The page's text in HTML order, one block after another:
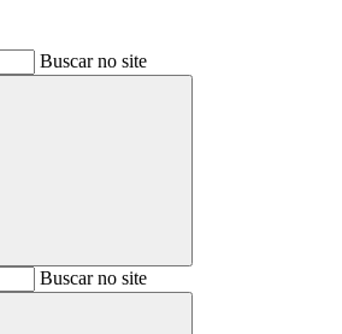
Buscar no site
BuscarBuscar no site